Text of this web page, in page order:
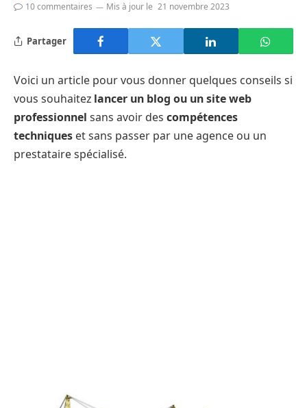
10 commentaires
Mis à jour le 21 novembre 2023
Partager
Voici un article pour vous donner quelques conseils si
vous souhaitez lancer un blog ou un site web
professionnel sans avoir des compétences
techniques et sans passer par une agence ou un
prestataire spécialisé.